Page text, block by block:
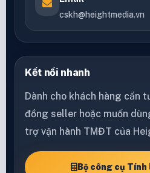
cskh@heightmedia.vn
Kết nối nhanh
Dành cho khách hàng cần
đồng seller hoặc muốn
trợ vận hành TMĐT của
Bộ công cụ